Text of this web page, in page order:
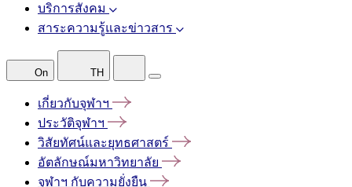
บริการสังคม
สาระความรู้และข่าวสาร
On TH
เกี่ยวกับจุฬาฯ
ประวัติจุฬาฯ
วิสัยทัศน์และยุทธศาสตร์
อัตลักษณ์มหาวิทยาลัย
จุฬาฯ กับความยั่งยืน